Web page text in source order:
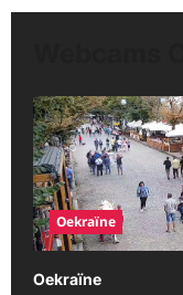
Oekraïne
Oekraïne